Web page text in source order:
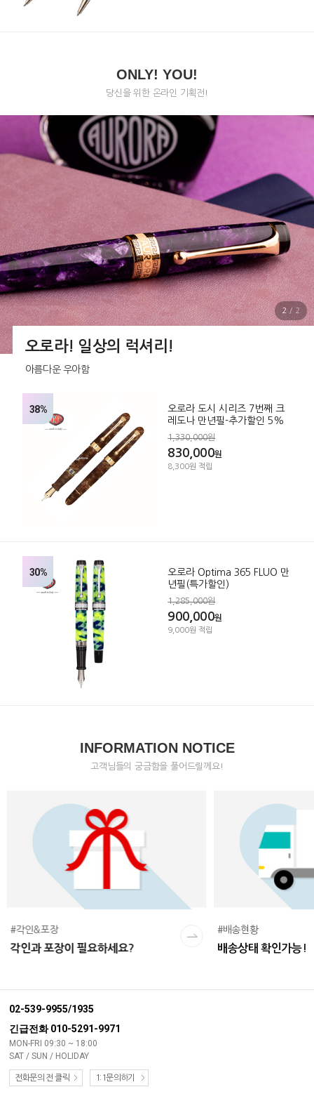
ONLY! YOU!
당신을 위한 온라인 기획전!
오로라! 일상의 럭셔리!
아름다운 우아함
38%
오로라 도시 시리즈 7번째 크
레도나 만년필-추가할인 5%
1,330,000원
830,000원
8,300원 적립
30%
오로라 Optima 365 FLUO 만
년필(특가할인)
1,285,000원
900,000원
9,000원 적립
2 / 2
INFORMATION NOTICE
고객님들의 궁금함을 풀어드릴께요!
#각인&포장
각인과 포장이 필요하세요?
#배송현황
배송상태 확인가능!
02-539-9955/1935
긴급전화 010-5291-9971
MON-FRI 09:30 ~ 18:00
SAT / SUN / HOLIDAY
전화문의 전 클릭 1:1문의하기